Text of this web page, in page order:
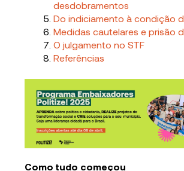
desdobramentos
Do indiciamento à condição
Medidas cautelares e prisão
O julgamento no STF
Referências
Como tudo começou